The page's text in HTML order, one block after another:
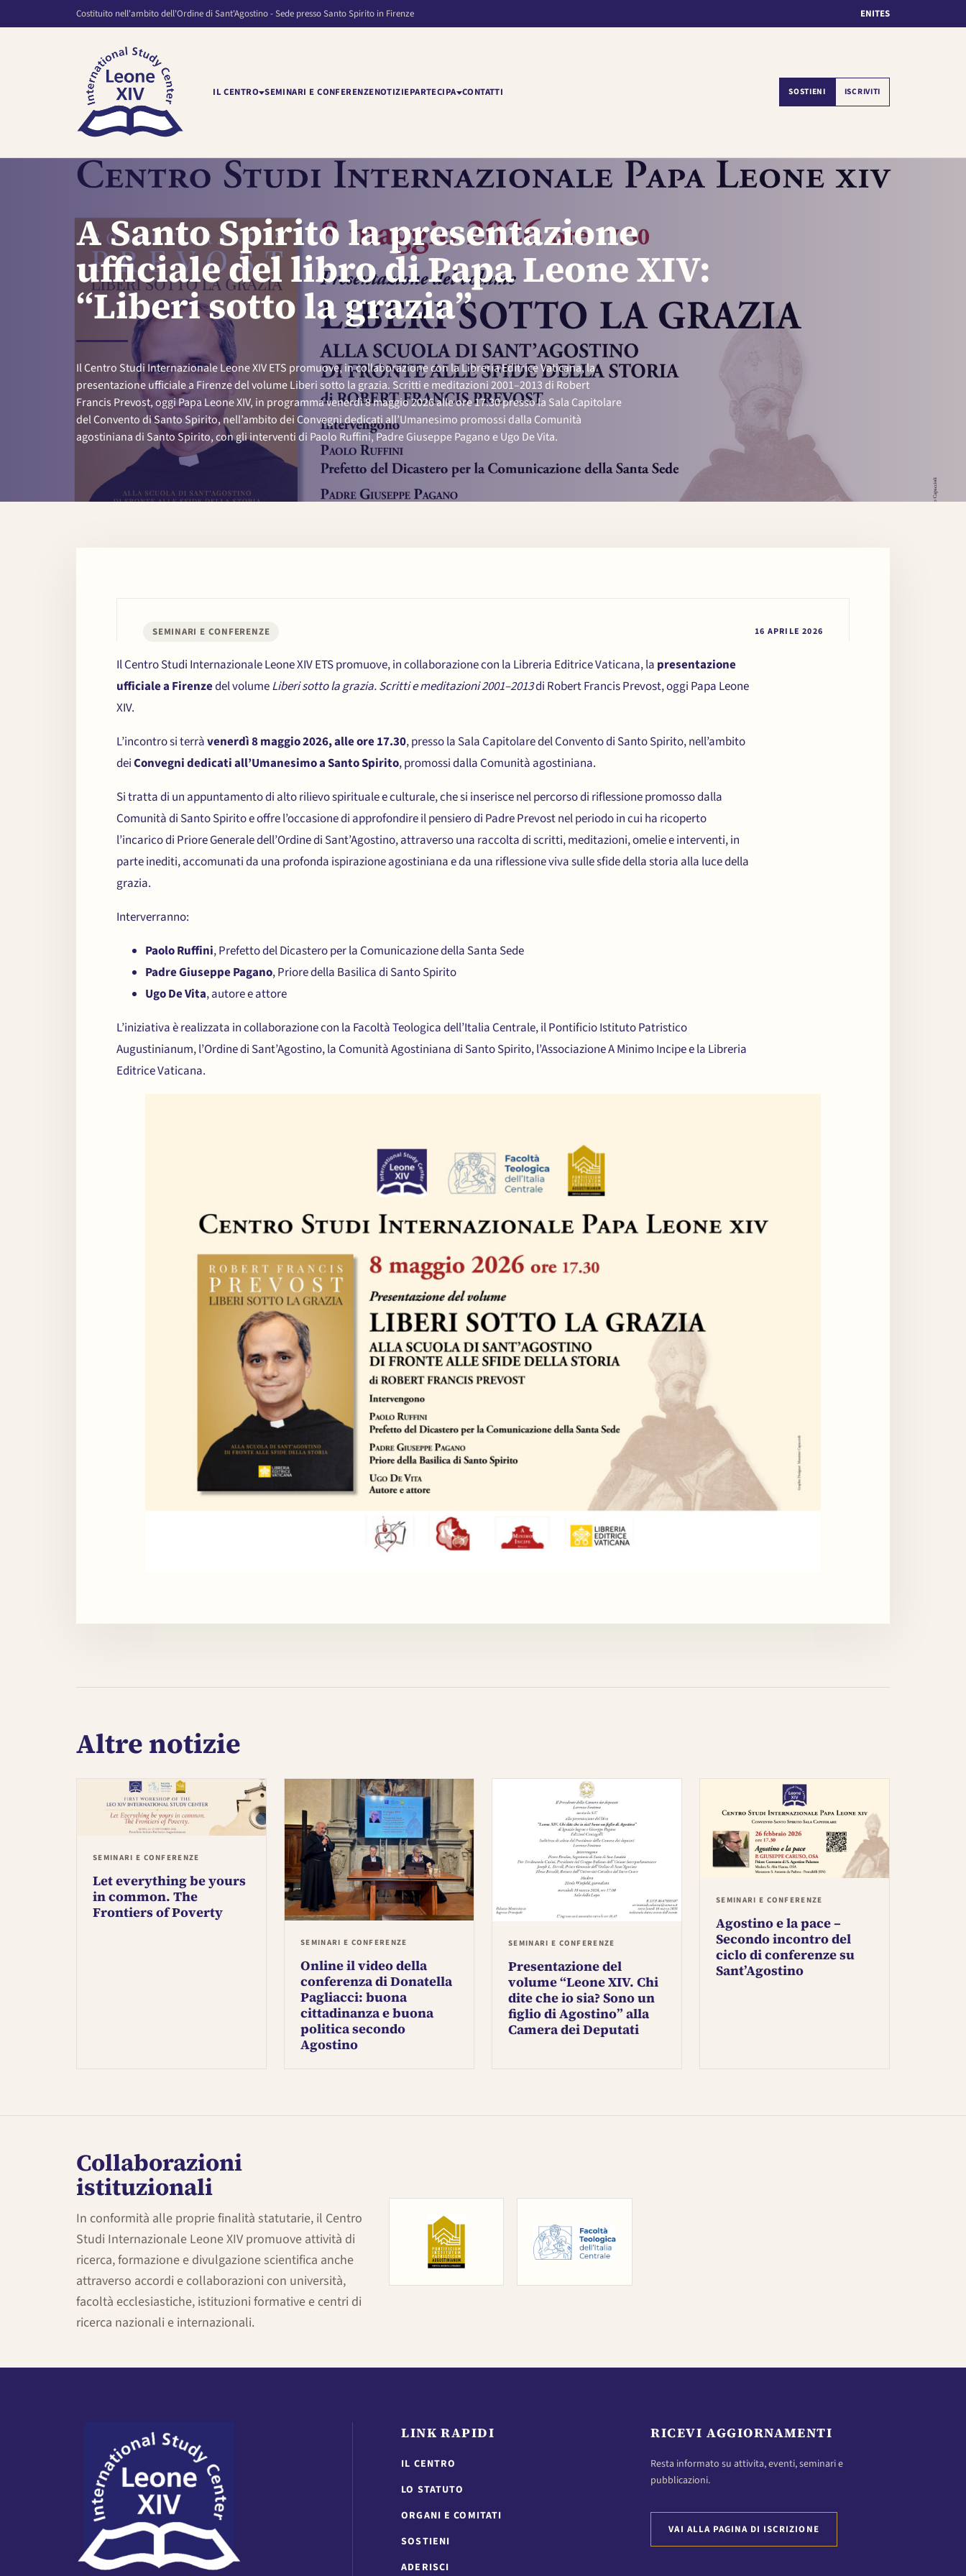
Costituito nell'ambito dell'Ordine di Sant'Agostino - Sede presso Santo Spirito in Firenze ENITES
IL CENTRO SEMINARI E CONFERENZENOTIZIEPARTECIPA CONTATTI SOSTIENI ISCRIVITI
A Santo Spirito la presentazione
ufficiale del libro di Papa Leone XIV:
“Liberi sotto la grazia”
Il Centro Studi Internazionale Leone XIV ETS promuove, in collaborazione con la Libreria Editrice Vaticana, la
presentazione ufficiale a Firenze del volume Liberi sotto la grazia. Scritti e meditazioni 2001–2013 di Robert
Francis Prevost, oggi Papa Leone XIV, in programma venerdì 8 maggio 2026 alle ore 17.30 presso la Sala Capitolare
del Convento di Santo Spirito, nell’ambito dei Convegni dedicati all’Umanesimo promossi dalla Comunità
agostiniana di Santo Spirito, con gli interventi di Paolo Ruffini, Padre Giuseppe Pagano e Ugo De Vita.
SEMINARI E CONFERENZE 16 APRILE 2026
Il Centro Studi Internazionale Leone XIV ETS promuove, in collaborazione con la Libreria Editrice Vaticana, la presentazione
ufficiale a Firenzedel volumeLiberi sotto la grazia. Scritti e meditazioni 2001–2013di Robert Francis Prevost, oggi Papa Leone
XIV.
L’incontro si terràvenerdì 8 maggio 2026, alle ore 17.30, presso la Sala Capitolare del Convento di Santo Spirito, nell’ambito
deiConvegni dedicati all’Umanesimo a Santo Spirito, promossi dalla Comunità agostiniana.
Si tratta di un appuntamento di alto rilievo spirituale e culturale, che si inserisce nel percorso di riflessione promosso dalla
Comunità di Santo Spirito e offre l’occasione di approfondire il pensiero di Padre Prevost nel periodo in cui ha ricoperto
l’incarico di Priore Generale dell’Ordine di Sant’Agostino, attraverso una raccolta di scritti, meditazioni, omelie e interventi, in
parte inediti, accomunati da una profonda ispirazione agostiniana e da una riflessione viva sulle sfide della storia alla luce della
grazia.
Interverranno:
Paolo Ruffini, Prefetto del Dicastero per la Comunicazione della Santa Sede
Padre Giuseppe Pagano, Priore della Basilica di Santo Spirito
Ugo De Vita, autore e attore
L’iniziativa è realizzata in collaborazione con la Facoltà Teologica dell’Italia Centrale, il Pontificio Istituto Patristico
Augustinianum, l’Ordine di Sant’Agostino, la Comunità Agostiniana di Santo Spirito, l’Associazione A Minimo Incipe e la Libreria
Editrice Vaticana.
Altre notizie
SEMINARI E CONFERENZE
Let everything be yours
in common. The
Frontiers of Poverty
SEMINARI E CONFERENZE
Online il video della
conferenza di Donatella
Pagliacci: buona
cittadinanza e buona
politica secondo
Agostino
SEMINARI E CONFERENZE
Presentazione del
volume “Leone XIV. Chi
dite che io sia? Sono un
figlio di Agostino” alla
Camera dei Deputati
SEMINARI E CONFERENZE
Agostino e la pace –
Secondo incontro del
ciclo di conferenze su
Sant’Agostino
Collaborazioni
istituzionali
In conformità alle proprie finalità statutarie, il Centro
Studi Internazionale Leone XIV promuove attività di
ricerca, formazione e divulgazione scientifica anche
attraverso accordi e collaborazioni con università,
facoltà ecclesiastiche, istituzioni formative e centri di
ricerca nazionali e internazionali.
LINK RAPIDI
IL CENTRO
LO STATUTO
ORGANI E COMITATI
SOSTIENI
ADERISCI
RICEVI AGGIORNAMENTI
Resta informato su attivita, eventi, seminari e
pubblicazioni.
VAI ALLA PAGINA DI ISCRIZIONE